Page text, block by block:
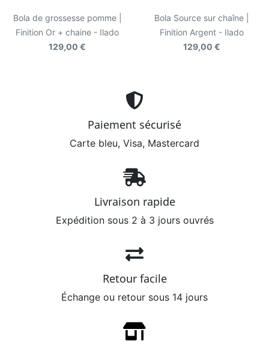
Bola de grossesse pomme |
Finition Or + chaine - Ilado
129,00 €
Bola Source sur chaîne |
Finition Argent - Ilado
129,00 €
Paiement sécurisé
Carte bleu, Visa, Mastercard
Livraison rapide
Expédition sous 2 à 3 jours ouvrés
Retour facile
Échange ou retour sous 14 jours